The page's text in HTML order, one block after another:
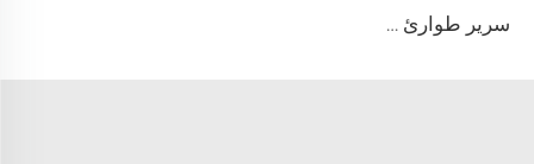
سرير طوارئ طيّ قابل للطي خفيف الوزن YXH-1A3